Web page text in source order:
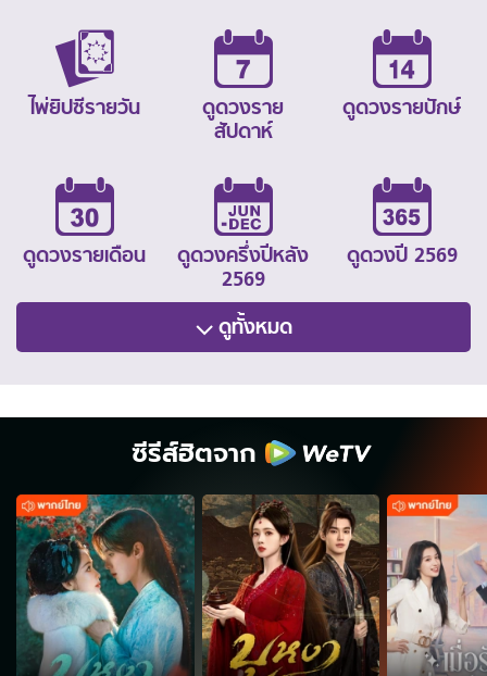
ไพ่ยิปซีรายวัน
ดูดวงราย
สัปดาห์
ดูดวงรายปักษ์
ดูดวงรายเดือน
ดูดวงครึ่งปีหลัง
2569
ดูดวงปี 2569
ดูทั้งหมด
ซีรีส์ฮิตจาก